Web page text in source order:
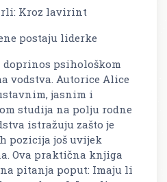
Kroz lavirint
postaju liderke
doprinos psihološkom
vodstva. Autorice Alice
jasnim i
studija na polju rodne
istražuju zašto je
pozicija još uvijek
Ova praktična knjiga
pitanja poput: Imaju li